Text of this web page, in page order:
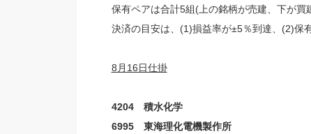
保有ペアは合計5組(上の銘柄が売建、下が買
決済の目安は、(1)損益率が±5％到達、(2)保
8月16日仕掛
4204 積水化学
6995 東海理化電機製作所